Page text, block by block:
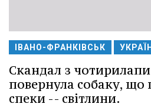
ІВАНО-ФРАНКІВСЬК
Скандал з
повернула собаку, що
спеки -- світлини.